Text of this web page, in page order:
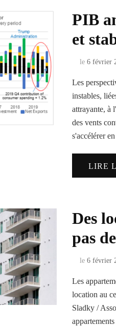
PIB
et
le 6 février
Les
instables,
attrayante, à
des vents
s'accélérer
LIRE
Des
pas
le 6 février
Les
location au
Sladky /